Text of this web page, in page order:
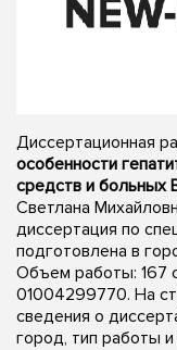
Диссертационная
особенности
средств и больных
Светлана
диссертация по
подготовлена в
Объем работы: 167
01004299770. На
сведения о
город, тип работы